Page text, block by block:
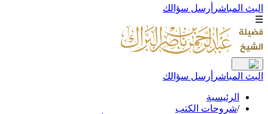
البث المباشر أرسل سؤالك
☰
البث المباشر أرسل سؤالك
الرئيسية
/شروحات الكتب